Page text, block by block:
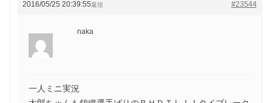
2016/05/25 20:39:55 #23544
返信
naka
一人ミニ実況